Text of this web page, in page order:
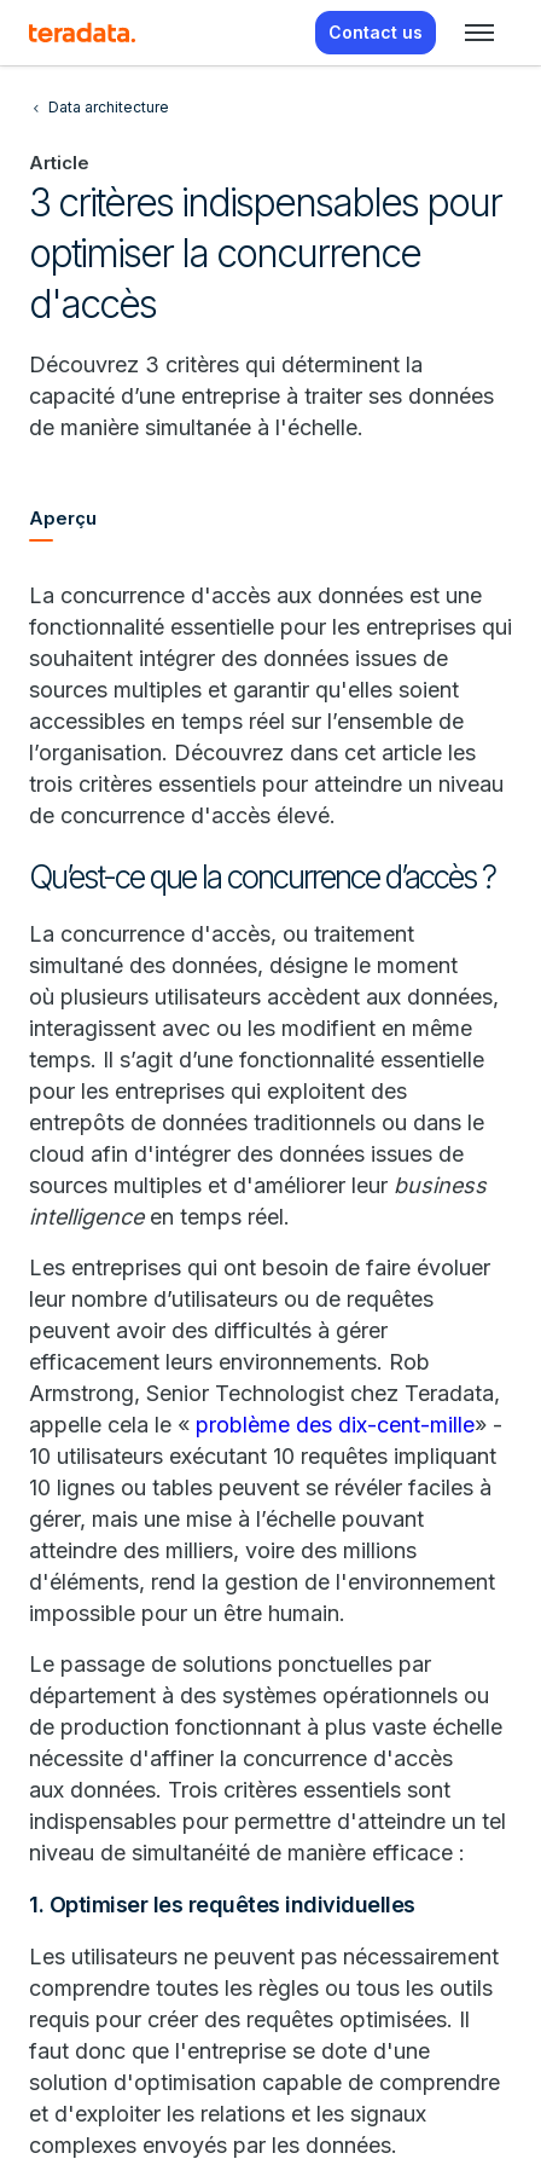
Contact us
Data architecture
Article
3 critères indispensables pour
optimiser la concurrence
d'accès
Découvrez 3 critères qui déterminent la
capacité d’une entreprise à traiter ses données
de manière simultanée à l'échelle.
Aperçu
La concurrence d'accès aux données est une
fonctionnalité essentielle pour les entreprises qui
souhaitent intégrer des données issues de
sources multiples et garantir qu'elles soient
accessibles en temps réel sur l’ensemble de
l’organisation. Découvrez dans cet article les
trois critères essentiels pour atteindre un niveau
de concurrence d'accès élevé.
Qu’est-ce que la concurrence d’accès ?
La concurrence d'accès, ou traitement
simultané des données, désigne le moment
où plusieurs utilisateurs accèdent aux données,
interagissent avec ou les modifient en même
temps. Il s’agit d’une fonctionnalité essentielle
pour les entreprises qui exploitent des
entrepôts de données traditionnels ou dans le
cloud afin d'intégrer des données issues de
sources multiples et d'améliorer leur business
intelligenceen temps réel.
Les entreprises qui ont besoin de faire évoluer
leur nombre d’utilisateurs ou de requêtes
peuvent avoir des difficultés à gérer
efficacement leurs environnements. Rob
Armstrong, Senior Technologist chez Teradata,
appelle cela le « problème des dix-cent-mille» -
10 utilisateurs exécutant 10 requêtes impliquant
10 lignes ou tables peuvent se révéler faciles à
gérer, mais une mise à l’échelle pouvant
atteindre des milliers, voire des millions
d'éléments, rend la gestion de l'environnement
impossible pour un être humain.
Le passage de solutions ponctuelles par
département à des systèmes opérationnels ou
de production fonctionnant à plus vaste échelle
nécessite d'affiner la concurrence d'accès
aux données. Trois critères essentiels sont
indispensables pour permettre d'atteindre un tel
niveau de simultanéité de manière efficace :
1. Optimiser les requêtes individuelles
Les utilisateurs ne peuvent pas nécessairement
comprendre toutes les règles ou tous les outils
requis pour créer des requêtes optimisées. Il
faut donc que l'entreprise se dote d'une
solution d'optimisation capable de comprendre
et d'exploiter les relations et les signaux
complexes envoyés par les données.